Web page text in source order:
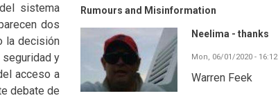
sistema
dos
la decisión
y
acceso a
debate de
Rumours and Misinformation
Neelima - thanks
Mon, 06/01/2020 - 16:12
Warren Feek